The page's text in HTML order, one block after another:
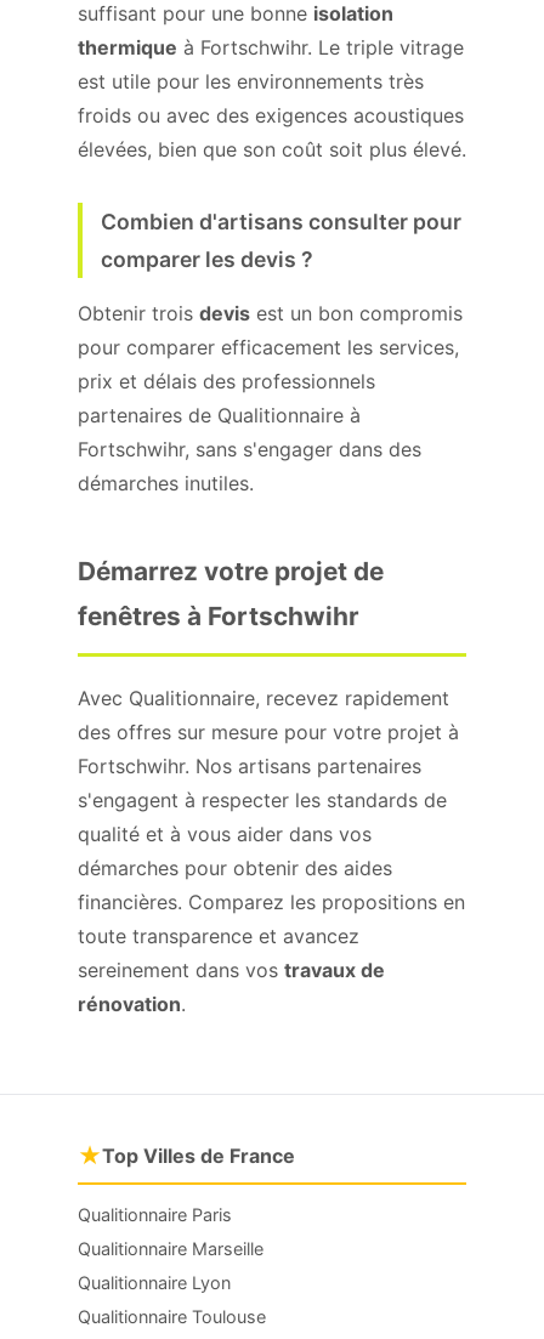
suffisant pour une bonne isolation
thermique à Fortschwihr. Le triple vitrage
est utile pour les environnements très
froids ou avec des exigences acoustiques
élevées, bien que son coût soit plus élevé.
Combien d'artisans consulter pour
comparer les devis ?
Obtenir trois devis est un bon compromis
pour comparer efficacement les services,
prix et délais des professionnels
partenaires de Qualitionnaire à
Fortschwihr, sans s'engager dans des
démarches inutiles.
Démarrez votre projet de
fenêtres à Fortschwihr
Avec Qualitionnaire, recevez rapidement
des offres sur mesure pour votre projet à
Fortschwihr. Nos artisans partenaires
s'engagent à respecter les standards de
qualité et à vous aider dans vos
démarches pour obtenir des aides
financières. Comparez les propositions en
toute transparence et avancez
sereinement dans vos travaux de
rénovation.
★Top Villes de France
Qualitionnaire Paris
Qualitionnaire Marseille
Qualitionnaire Lyon
Qualitionnaire Toulouse